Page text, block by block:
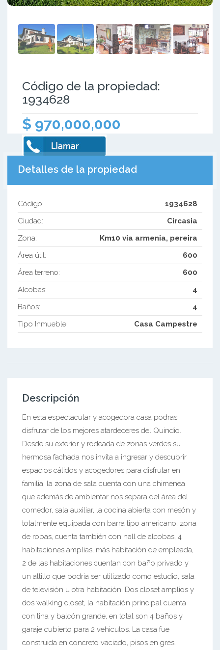
Código de la propiedad:
1934628
$ 970,000,000
Detalles de la propiedad
Código:
1934628
Ciudad:
Circasia
Zona:
Km10 via armenia, pereira
Área útil:
600
Área terreno:
600
Alcobas:
4
Baños:
4
Tipo Inmueble:
Casa Campestre
Descripción
En esta espectacular y acogedora casa podras
disfrutar de los mejores atardeceres del Quindio.
Desde su exterior y rodeada de zonas verdes su
hermosa fachada nos invita a ingresar y descubrir
espacios cálidos y acogedores para disfrutar en
familia, la zona de sala cuenta con una chimenea
que además de ambientar nos separa del área del
comedor, sala auxiliar, la cocina abierta con mesón y
totalmente equipada con barra tipo americano, zona
de ropas, cuenta también con hall de alcobas, 4
habitaciones amplias, más habitación de empleada,
2 de las habitaciones cuentan con baño privado y
un altillo que podria ser utilizado como estudio, sala
de televisión u otra habitación. Dos closet amplios y
dos walking closet, la habitación principal cuenta
con tina y balcón grande, en total son 4 baños y
garaje cubierto para 2 vehiculos. La casa fue
construida en concreto vaciado, pisos en gres.